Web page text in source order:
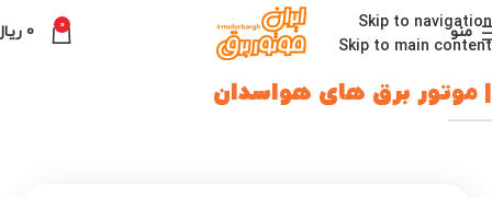
Skip to navigation
Skip to main content
منو 0
0
| موتور برق های هواسدان